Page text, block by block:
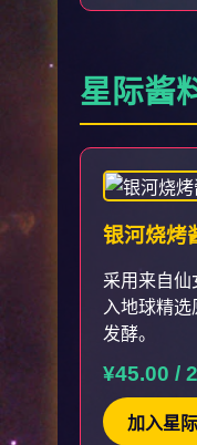
星际酱
银河烧烤
采用来自仙
入地球精
发酵。
¥45.00 /
加入星